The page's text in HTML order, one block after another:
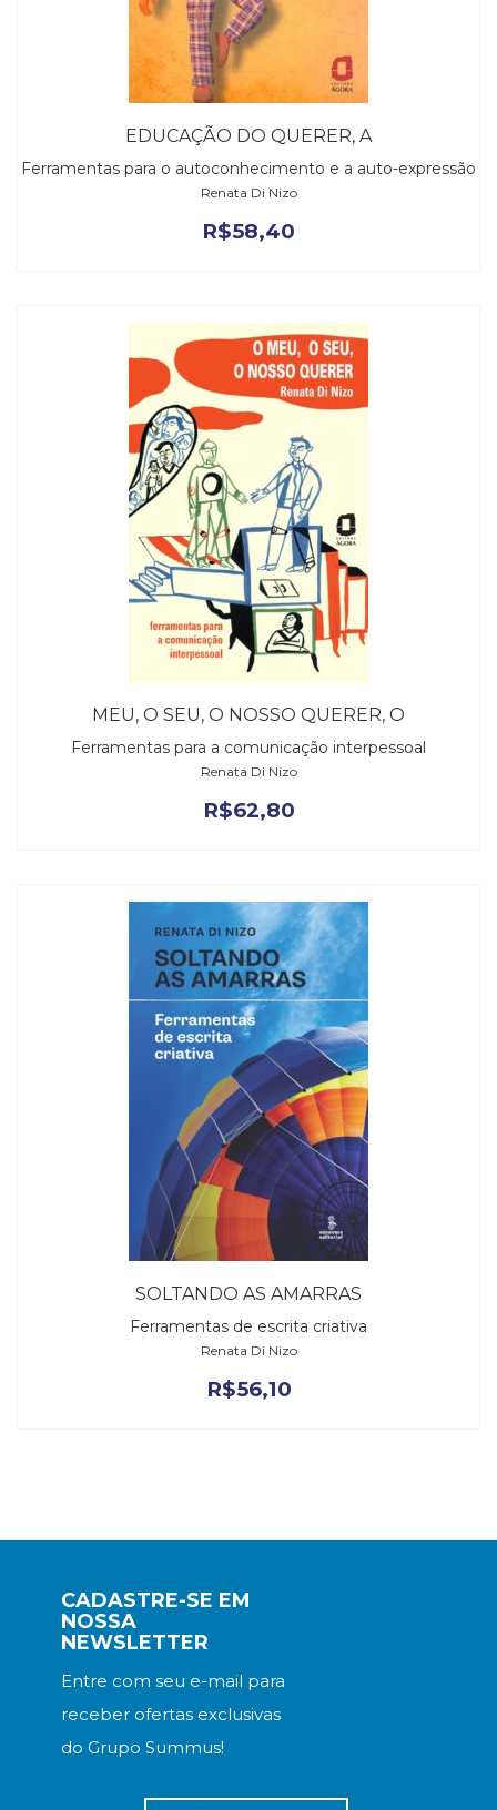
EDUCAÇÃO DO QUERER, A
Ferramentas para o autoconhecimento e a auto-expressão
Renata Di Nizo
R$58,40
MEU, O SEU, O NOSSO QUERER, O
Ferramentas para a comunicação interpessoal
Renata Di Nizo
R$62,80
SOLTANDO AS AMARRAS
Ferramentas de escrita criativa
Renata Di Nizo
R$56,10
CADASTRE-SE EM
NOSSA
NEWSLETTER
Entre com seu e-mail para
receber ofertas exclusivas
do Grupo Summus!